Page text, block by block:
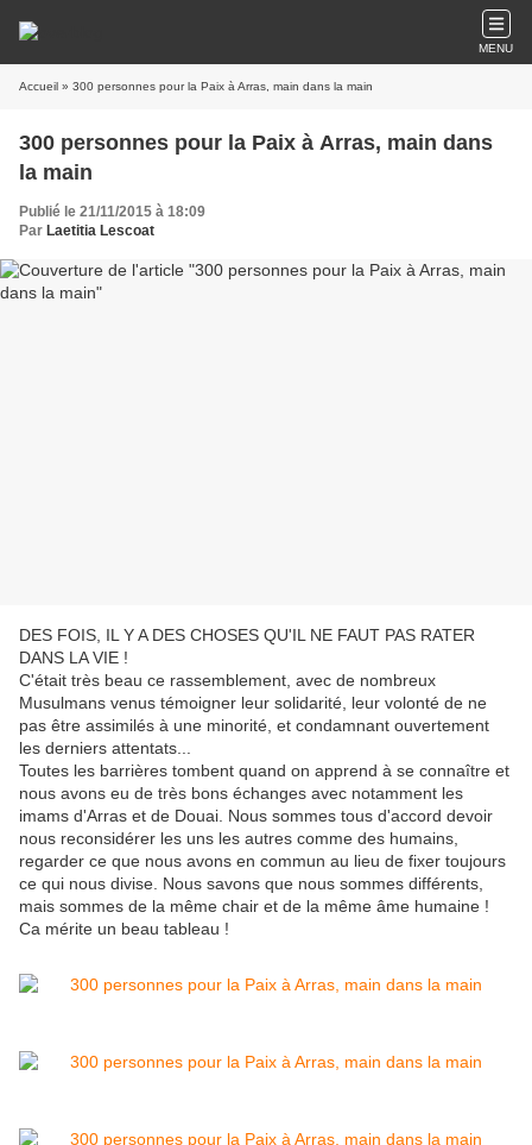
MENU
Accueil » 300 personnes pour la Paix à Arras, main dans la main
300 personnes pour la Paix à Arras, main dans
la main
Publié le 21/11/2015 à 18:09
Par Laetitia Lescoat
DES FOIS, IL Y A DES CHOSES QU'IL NE FAUT PAS RATER
DANS LA VIE !
C'était très beau ce rassemblement, avec de nombreux
Musulmans venus témoigner leur solidarité, leur volonté de ne
pas être assimilés à une minorité, et condamnant ouvertement
les derniers attentats...
Toutes les barrières tombent quand on apprend à se connaître et
nous avons eu de très bons échanges avec notamment les
imams d'Arras et de Douai. Nous sommes tous d'accord devoir
nous reconsidérer les uns les autres comme des humains,
regarder ce que nous avons en commun au lieu de fixer toujours
ce qui nous divise. Nous savons que nous sommes différents,
mais sommes de la même chair et de la même âme humaine !
Ca mérite un beau tableau !